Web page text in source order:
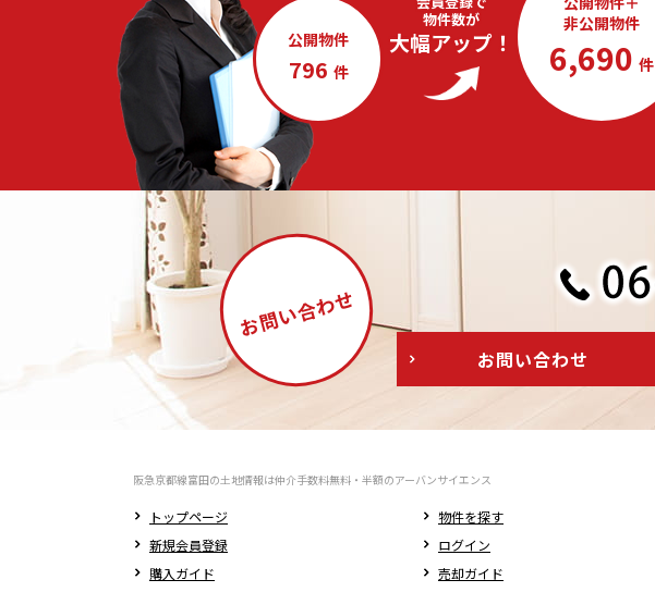
物件数が
大幅アップ！
公開物件
796 件
非公開物件
6,690 件
お問い合わせ
お問い合わせ
阪急京都線富田の土地情報は仲介手数料無料・半額のアーバンサイエンス
トップページ
物件を探す
新規会員登録
ログイン
購入ガイド
売却ガイド